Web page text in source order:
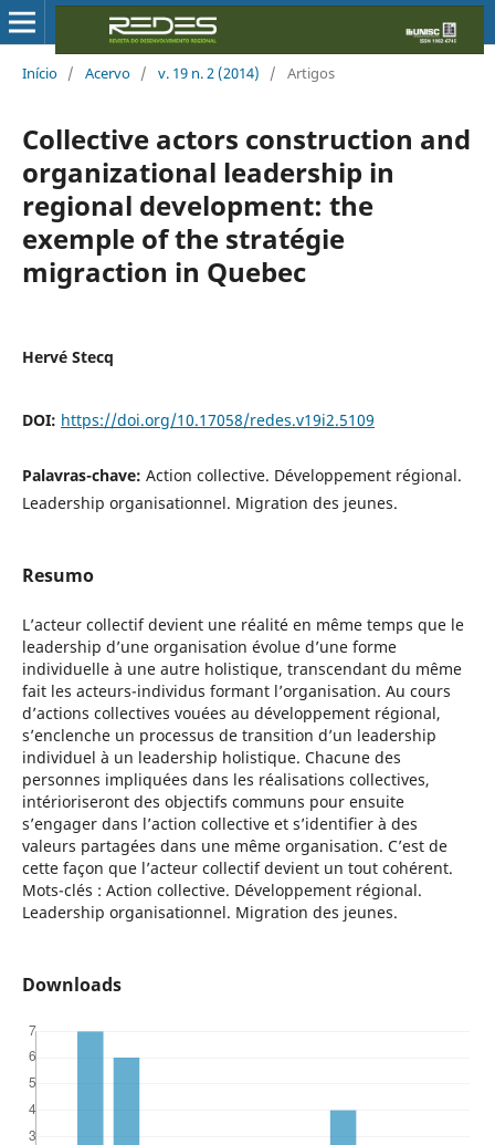
Início / Acervo / v. 19 n. 2 (2014) / Artigos
Collective actors construction and
organizational leadership in
regional development: the
exemple of the stratégie
migraction in Quebec
Hervé Stecq
DOI: https://doi.org/10.17058/redes.v19i2.5109
Palavras-chave: Action collective. Développement régional.
Leadership organisationnel. Migration des jeunes.
Resumo
L’acteur collectif devient une réalité en même temps que le
leadership d’une organisation évolue d’une forme
individuelle à une autre holistique, transcendant du même
fait les acteurs-individus formant l’organisation. Au cours
d’actions collectives vouées au développement régional,
s’enclenche un processus de transition d’un leadership
individuel à un leadership holistique. Chacune des
personnes impliquées dans les réalisations collectives,
intérioriseront des objectifs communs pour ensuite
s’engager dans l’action collective et s’identifier à des
valeurs partagées dans une même organisation. C’est de
cette façon que l’acteur collectif devient un tout cohérent.
Mots-clés : Action collective. Développement régional.
Leadership organisationnel. Migration des jeunes.
Downloads